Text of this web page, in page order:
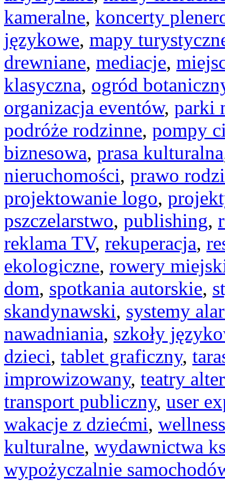
kameralne, koncerty
językowe, mapy
drewniane, mediacje,
klasyczna, ogród
organizacja eventów, parki
podróże rodzinne, pompy
biznesowa, prasa kulturalna
nieruchomości, prawo
projektowanie logo,
pszczelarstwo, publishing,
reklama TV, rekuperacja,
ekologiczne, rowery
dom, spotkania autorskie,
skandynawski, systemy
nawadniania, szkoły
dzieci, tablet graficzny,
improwizowany, teatry
transport publiczny, user
wakacje z dziećmi,
kulturalne, wydawnictwa
wypożyczalnie